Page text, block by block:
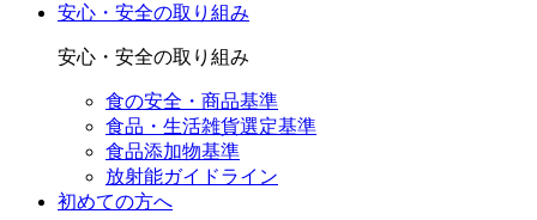
安心・安全の取り組み
安心・安全の取り組み
食の安全・商品基準
食品・生活雑貨選定基準
食品添加物基準
放射能ガイドライン
初めての方へ